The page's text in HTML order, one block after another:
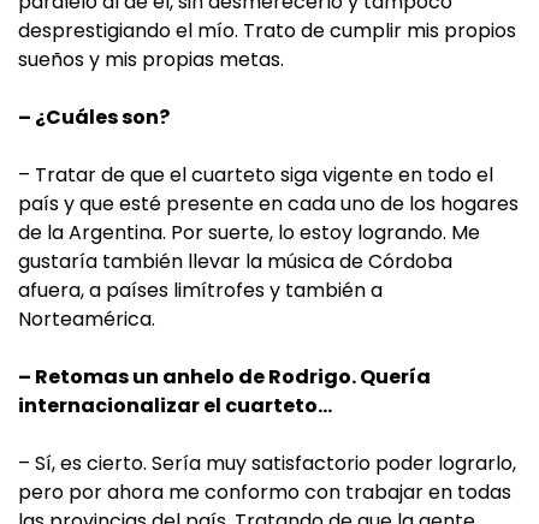
desprestigiando el mío. Trato de cumplir mis propios
sueños y mis propias metas.
– ¿Cuáles son?
– Tratar de que el cuarteto siga vigente en todo el
país y que esté presente en cada uno de los hogares
de la Argentina. Por suerte, lo estoy logrando. Me
gustaría también llevar la música de Córdoba
afuera, a países limítrofes y también a
Norteamérica.
– Retomas un anhelo de Rodrigo. Quería
internacionalizar el cuarteto…
– Sí, es cierto. Sería muy satisfactorio poder lograrlo,
pero por ahora me conformo con trabajar en todas